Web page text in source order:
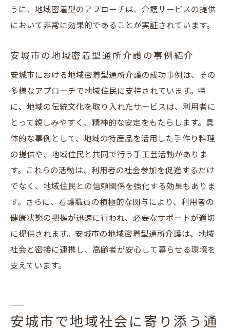
地域密着型介護の現場から学ぶ看護職の魅
力
安城市の看護職員が求められるスキルと知
識
地域に根ざした看護職員の成長ストーリー
地域社会を支える安城市の通所介護サービス活
用法
地域社会の課題を解決する介護サービスの
活用法
安城市での通所介護活用の成功事例
地域に貢献する介護サービスの活用メリッ
ト
安城市での介護サービスの効果的な利用法
うに、地域密着型のアプローチは、介護サービスの提供
において非常に効果的であることが実証されています。
安城市の地域密着型通所介護の事例紹介
安城市における地域密着型通所介護の成功事例は、その
多様なアプローチで地域住民に支持されています。特
に、地域の伝統文化を取り入れたサービスは、利用者に
とって親しみやすく、精神的な安定をもたらします。具
体的な事例として、地域の特産品を活用した手作り料理
の提供や、地域住民と共同で行う手工芸活動がありま
す。これらの活動は、利用者の社会参加を促進するだけ
でなく、地域住民との信頼関係を強化する効果もありま
す。さらに、看護職員の積極的な関与により、利用者の
健康状態の把握が迅速に行われ、必要なサポートが適切
に提供されます。安城市の地域密着型通所介護は、地域
社会と密接に連携し、高齢者が安心して暮らせる環境を
支えています。
安城市で地域社会に寄り添う通